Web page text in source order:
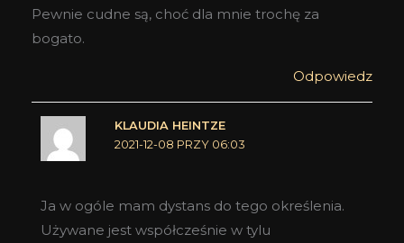
Pewnie cudne są, choć dla mnie trochę za
bogato.
Odpowiedz
KLAUDIA HEINTZE
2021-12-08 PRZY 06:03
Ja w ogóle mam dystans do tego określenia.
Używane jest współcześnie w tylu